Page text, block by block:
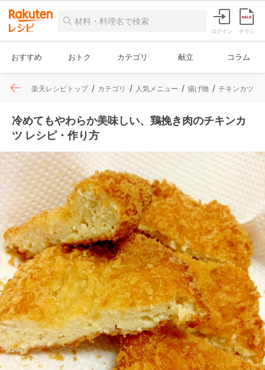
ログイン チラシ
おすすめ おトク カテゴリ 献立 コラム
楽天レシピトップ カテゴリ 人気メニュー 揚げ物 チキンカツ
冷めてもやわらか美味しい、鶏挽き肉のチキンカ
ツ レシピ・作り方